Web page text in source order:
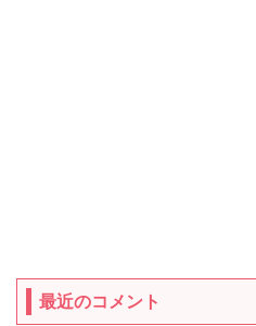
最近のコメント